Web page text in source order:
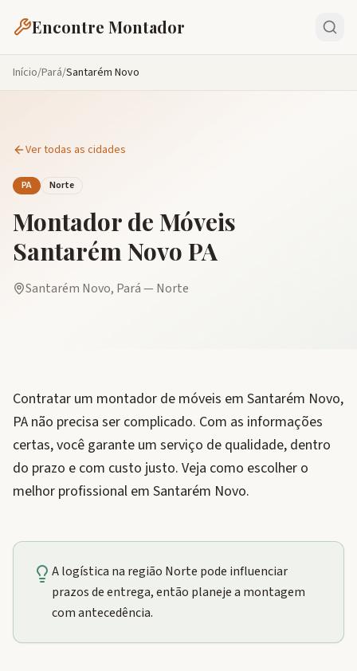
Encontre Montador
Início/Pará/Santarém Novo
Ver todas as cidades
PA Norte
Montador de Móveis
Santarém Novo PA
Santarém Novo, Pará— Norte
Contratar um montador de móveis em Santarém Novo,
PA não precisa ser complicado. Com as informações
certas, você garante um serviço de qualidade, dentro
do prazo e com custo justo. Veja como escolher o
melhor profissional em Santarém Novo.
A logística na região Norte pode influenciar
prazos de entrega, então planeje a montagem
com antecedência.